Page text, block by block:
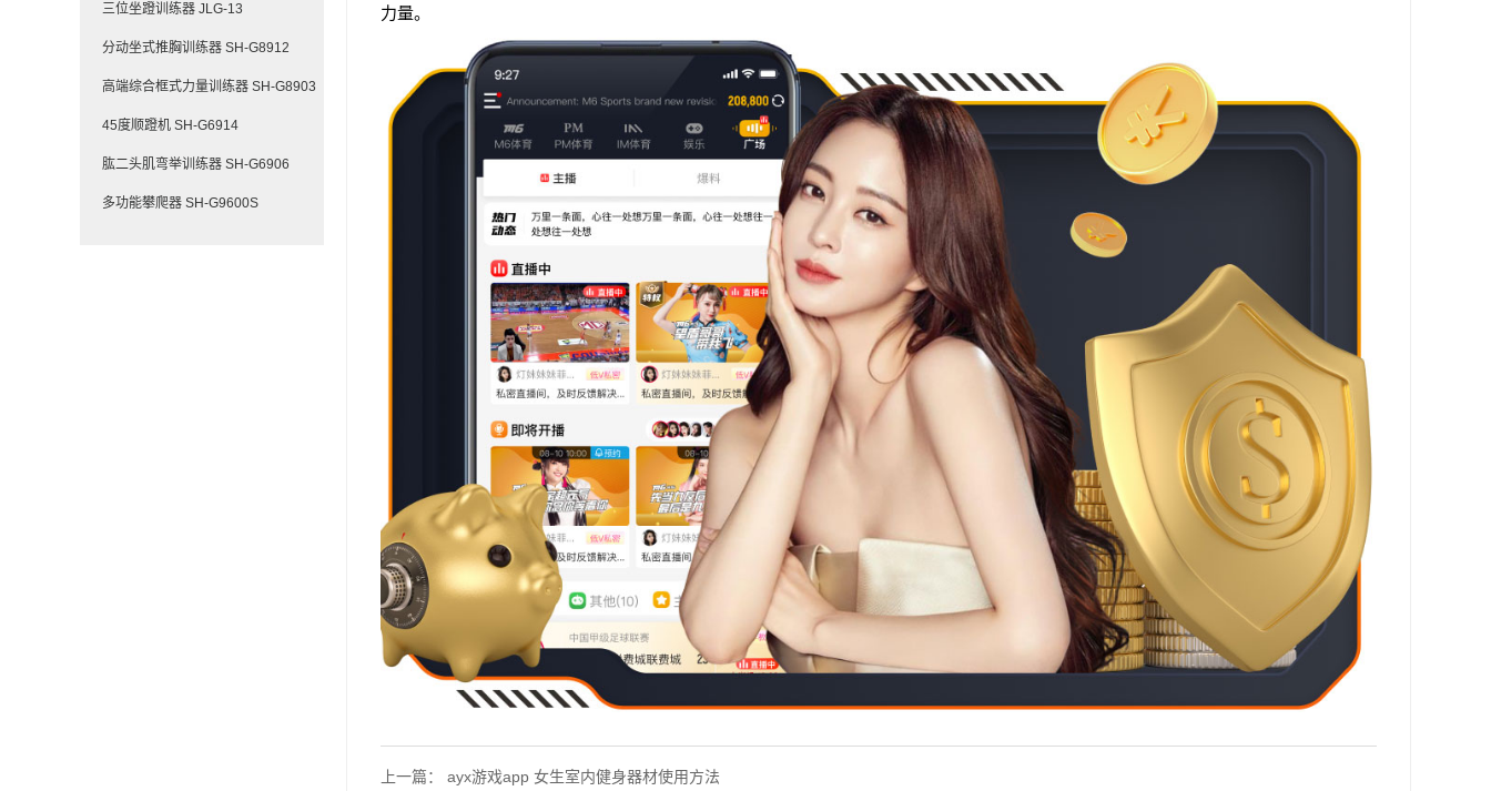
三位坐蹬训练器 JLG-13
分动坐式推胸训练器 SH-G8912
高端综合框式力量训练器 SH-G8903
45度顺蹬机 SH-G6914
肱二头肌弯举训练器 SH-G6906
多功能攀爬器 SH-G9600S
力量。
上一篇： ayx游戏app 女生室内健身器材使用方法